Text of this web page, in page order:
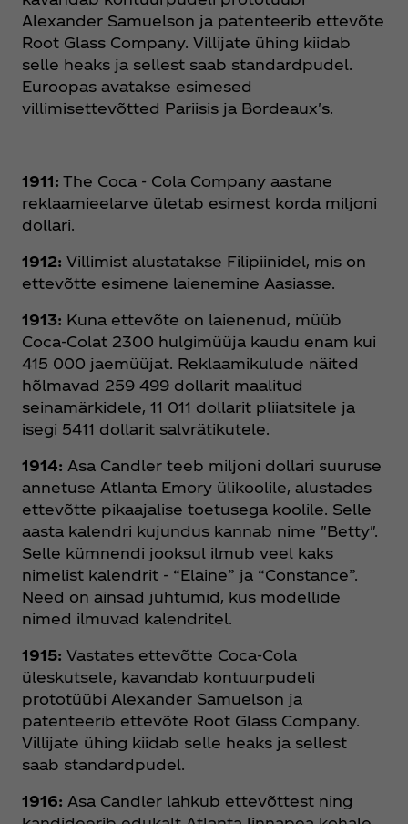
Alexander Samuelson ja patenteerib ettevõte
Root Glass Company. Villijate ühing kiidab
selle heaks ja sellest saab standardpudel.
Euroopas avatakse esimesed
villimisettevõtted Pariisis ja Bordeaux's.
1911: The Coca ‑ Cola Company aastane
reklaamieelarve ületab esimest korda miljoni
dollari.
1912: Villimist alustatakse Filipiinidel, mis on
ettevõtte esimene laienemine Aasiasse.
1913: Kuna ettevõte on laienenud, müüb
Coca‑Colat 2300 hulgimüüja kaudu enam kui
415 000 jaemüüjat. Reklaamikulude näited
hõlmavad 259 499 dollarit maalitud
seinamärkidele, 11 011 dollarit pliiatsitele ja
isegi 5411 dollarit salvrätikutele.
1914: Asa Candler teeb miljoni dollari suuruse
annetuse Atlanta Emory ülikoolile, alustades
ettevõtte pikaajalise toetusega koolile. Selle
aasta kalendri kujundus kannab nime "Betty".
Selle kümnendi jooksul ilmub veel kaks
nimelist kalendrit - “Elaine” ja “Constance”.
Need on ainsad juhtumid, kus modellide
nimed ilmuvad kalendritel.
1915: Vastates ettevõtte Coca‑Cola
üleskutsele, kavandab kontuurpudeli
prototüübi Alexander Samuelson ja
patenteerib ettevõte Root Glass Company.
Villijate ühing kiidab selle heaks ja sellest
saab standardpudel.
1916: Asa Candler lahkub ettevõttest ning